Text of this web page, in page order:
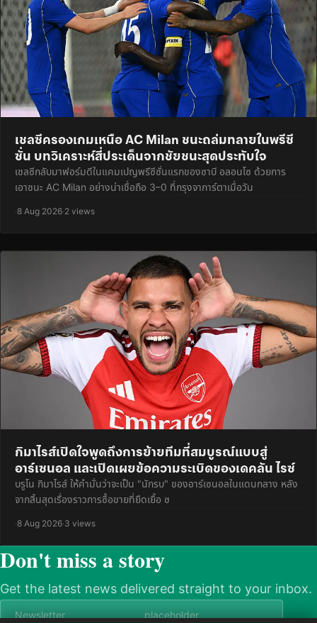
เชลซีครองเกมเหนือ AC Milan ชนะถล่มทลายในพรีซี
ซั่น บทวิเคราะห์สี่ประเด็นจากชัยชนะสุดประทับใจ
เชลซีกลับมาฟอร์มดีในแคมเปญพรีซีซั่นแรกของซาบี อลอนโซ ด้วยการ
เอาชนะ AC Milan อย่างน่าเชื่อถือ 3–0 ที่กรุงจาการ์ตาเมื่อวัน
·8 Aug 2026·2 views
กิมาไรส์เปิดใจพูดถึงการย้ายทีมที่สมบูรณ์แบบสู่
อาร์เซนอล และเปิดเผยข้อความระเบิดของเดคลัน ไรซ์
บรูโน กิมาไรส์ ให้คำมั่นว่าจะเป็น "นักรบ" ของอาร์เซนอลในแดนกลาง หลัง
จากสิ้นสุดเรื่องราวการซื้อขายที่ยืดเยื้อ ซ
·8 Aug 2026·3 views
Don't miss a story
Get the latest news delivered straight to your inbox.